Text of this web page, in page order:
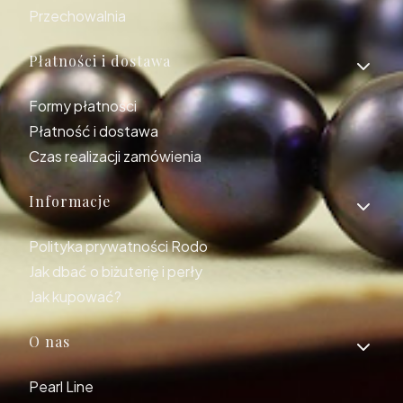
Przechowalnia
Płatności i dostawa
Formy płatności
Płatność i dostawa
Czas realizacji zamówienia
Informacje
Polityka prywatności Rodo
Jak dbać o biżuterię i perły
Jak kupować?
O nas
Pearl Line